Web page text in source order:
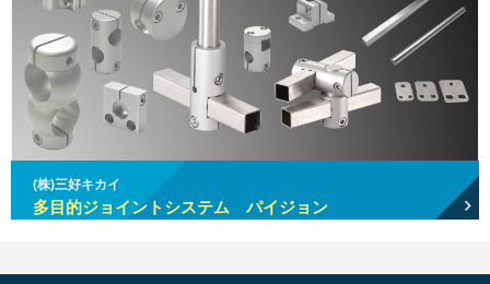
(株)三好キカイ
多目的ジョイントシステム パイジョン